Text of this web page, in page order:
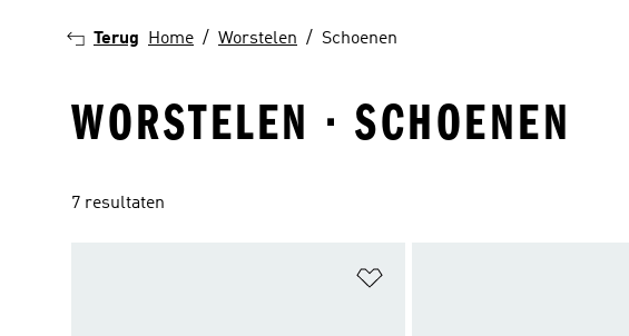
Terug Home Worstelen Schoenen
WORSTELEN · SCHOENEN
7 resultaten